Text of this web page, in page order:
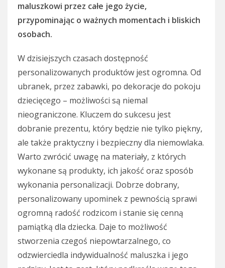
maluszkowi przez całe jego życie,
przypominając o ważnych momentach i bliskich
osobach.
W dzisiejszych czasach dostępność
personalizowanych produktów jest ogromna. Od
ubranek, przez zabawki, po dekoracje do pokoju
dziecięcego – możliwości są niemal
nieograniczone. Kluczem do sukcesu jest
dobranie prezentu, który będzie nie tylko piękny,
ale także praktyczny i bezpieczny dla niemowlaka.
Warto zwrócić uwagę na materiały, z których
wykonane są produkty, ich jakość oraz sposób
wykonania personalizacji. Dobrze dobrany,
personalizowany upominek z pewnością sprawi
ogromną radość rodzicom i stanie się cenną
pamiątką dla dziecka. Daje to możliwość
stworzenia czegoś niepowtarzalnego, co
odzwierciedla indywidualność maluszka i jego